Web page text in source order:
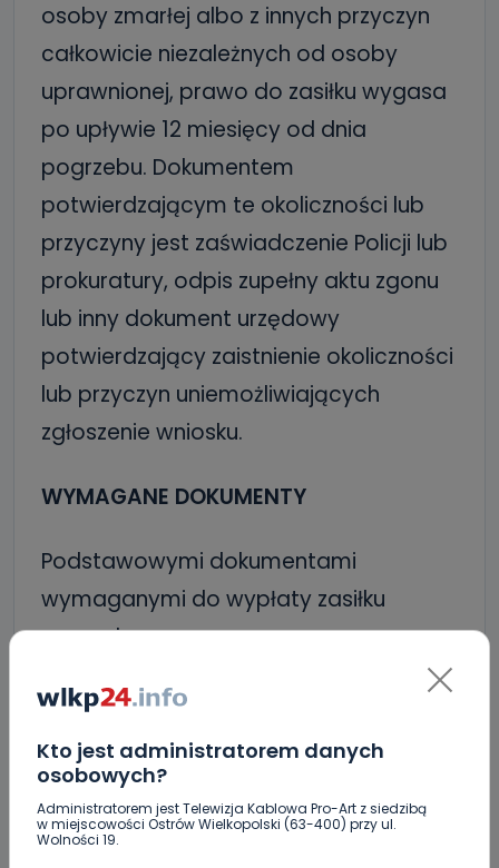
Kto jest administratorem danych
osobowych?
Administratorem jest Telewizja Kablowa Pro-Art z siedzibą
w miejscowości Ostrów Wielkopolski (63-400) przy ul.
Wolności 19.
osoby zmarłej albo z innych przyczyn
całkowicie niezależnych od osoby
uprawnionej, prawo do zasiłku wygasa
po upływie 12 miesięcy od dnia
pogrzebu. Dokumentem
potwierdzającym te okoliczności lub
przyczyny jest zaświadczenie Policji lub
prokuratury, odpis zupełny aktu zgonu
lub inny dokument urzędowy
potwierdzający zaistnienie okoliczności
lub przyczyn uniemożliwiających
zgłoszenie wniosku.
WYMAGANE DOKUMENTY
Podstawowymi dokumentami
wymaganymi do wypłaty zasiłku
pogrzebowego są:
pogrzebowego (druk ZUS Z-12 )
skrócony odpis aktu zgonu albo odpis
zupełny aktu urodzenia dziecka z
adnotacją, że dziecko urodziło się